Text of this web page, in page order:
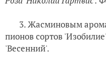
3. Жасминовым
пионов сортов
'Весенний'.